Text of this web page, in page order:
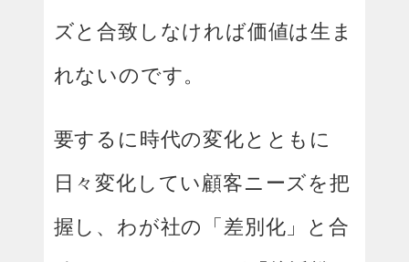
ズと合致しなければ価値は生ま
れないのです。
要するに時代の変化とともに
日々変化してい顧客ニーズを把
握し、わが社の「差別化」と合